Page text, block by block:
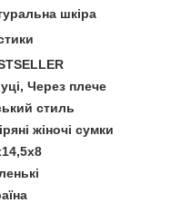
шкіра
Через плече
стиль
жіночі сумки